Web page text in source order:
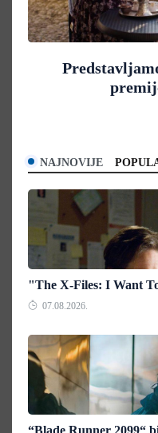
NAJNOVIJE
"The X-Files: I Want
07.08.2026.
“Blade Runner 2099“